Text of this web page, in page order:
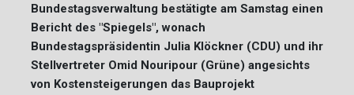
Bundestagsverwaltung bestätigte am Samstag einen
Bericht des "Spiegels", wonach
Bundestagspräsidentin Julia Klöckner (CDU) und ihr
Stellvertreter Omid Nouripour (Grüne) angesichts
von Kostensteigerungen das Bauprojekt